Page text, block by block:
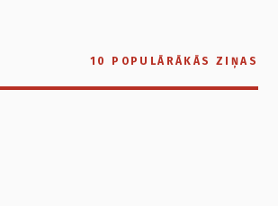
10 POPULĀRĀKĀS ZIŅAS